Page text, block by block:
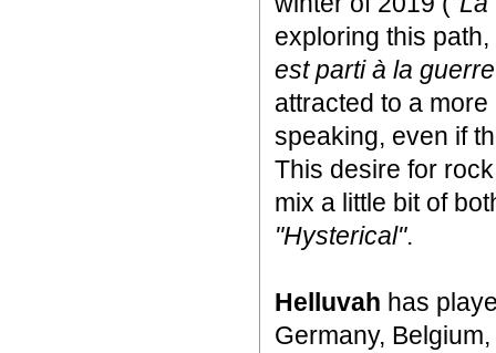
exploring this
est parti à la
attracted to a
speaking, even if
This desire for
mix a little bit of
"Hysterical".
Helluvah has
Germany,